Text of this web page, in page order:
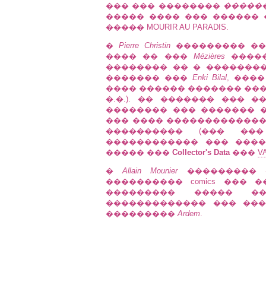
��� ��� ��������
����� ���� ���
����� MOURIR AU PARADIS.
� Pierre Christin��������� ��
���� �� ��� Mézières
�������� �� �
������� ��� Enki Bilal,
���� ������ ������� ���
�.�.). �� ������� ���
�������� ��� �������
��� ����
���������� (���
������������ ���
����� ��� Collector's Data���
�Allain Mounier���������
���������� comics ���
��������� �����
������������� ���
���������Ardem.